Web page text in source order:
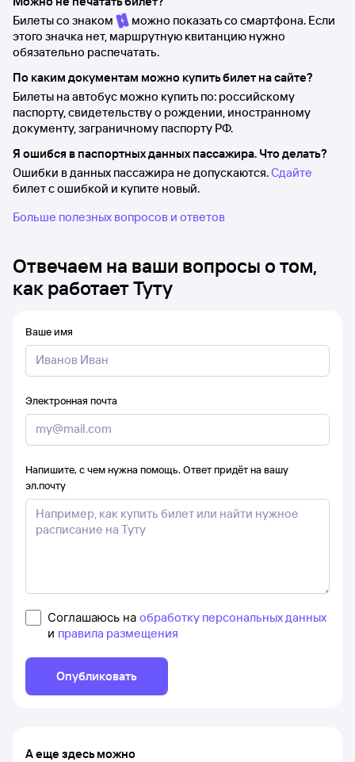
Билеты со знаком
можно показать со смартфона. Если
этого значка нет, маршрутную квитанцию нужно
обязательно распечатать.
По каким документам можно купить билет на сайте?
Билеты на автобус можно купить по: российскому
паспорту, свидетельству о рождении, иностранному
документу, заграничному паспорту РФ.
Я ошибся в паспортных данных пассажира. Что делать?
Ошибки в данных пассажира не допускаются.Сдайте
билет с ошибкой и купите новый.
Больше полезных вопросов и ответов
Отвечаем на ваши вопросы о том,
как работает Туту
Ваше имя
Электронная почта
Напишите, с чем нужна помощь. Ответ придёт на вашу
эл.почту
Соглашаюсь на обработку персональных данных
и правила размещения
Опубликовать
А еще здесь можно